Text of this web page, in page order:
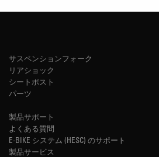
サスペンションフォーク
リアショック
シートポスト
パーツ
製品サポート
よくある質問
E-BIKE システム (HESC) のサポート
製品サービス